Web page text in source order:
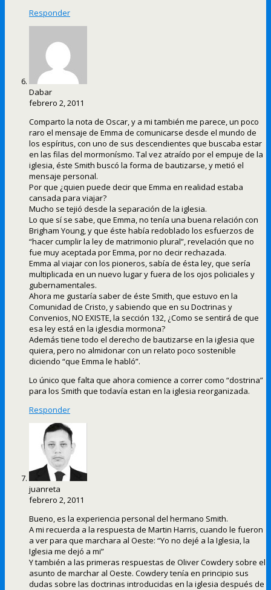
Responder
Dabar
febrero 2, 2011
Comparto la nota de Oscar, y a mi también me parece, un poco
raro el mensaje de Emma de comunicarse desde el mundo de
los espíritus, con uno de sus descendientes que buscaba estar
en las filas del mormonísmo. Tal vez atraído por el empuje de la
iglesia, éste Smith buscó la forma de bautizarse, y metió el
mensaje personal.
Por que ¿quien puede decir que Emma en realidad estaba
cansada para viajar?
Mucho se tejió desde la separación de la iglesia.
Lo que sí se sabe, que Emma, no tenía una buena relación con
Brigham Young, y que éste había redoblado los esfuerzos de
“hacer cumplir la ley de matrimonio plural”, revelación que no
fue muy aceptada por Emma, por no decir rechazada.
Emma al viajar con los pioneros, sabía de ésta ley, que sería
multiplicada en un nuevo lugar y fuera de los ojos policiales y
gubernamentales.
Ahora me gustaría saber de éste Smith, que estuvo en la
Comunidad de Cristo, y sabiendo que en su Doctrinas y
Convenios, NO EXISTE, la sección 132, ¿Como se sentirá de que
esa ley está en la iglesdia mormona?
Además tiene todo el derecho de bautizarse en la iglesia que
quiera, pero no almidonar con un relato poco sostenible
diciendo “que Emma le habló”.
Lo único que falta que ahora comience a correr como “dostrina”
para los Smith que todavía estan en la iglesia reorganizada.
Responder
juanreta
febrero 2, 2011
Bueno, es la experiencia personal del hermano Smith.
A mi recuerda a la respuesta de Martin Harris, cuando le fueron
a ver para que marchara al Oeste: “Yo no dejé a la Iglesia, la
Iglesia me dejó a mi”
Y también a las primeras respuestas de Oliver Cowdery sobre el
asunto de marchar al Oeste. Cowdery tenía en principio sus
dudas sobre las doctrinas introducidas en la iglesia después de